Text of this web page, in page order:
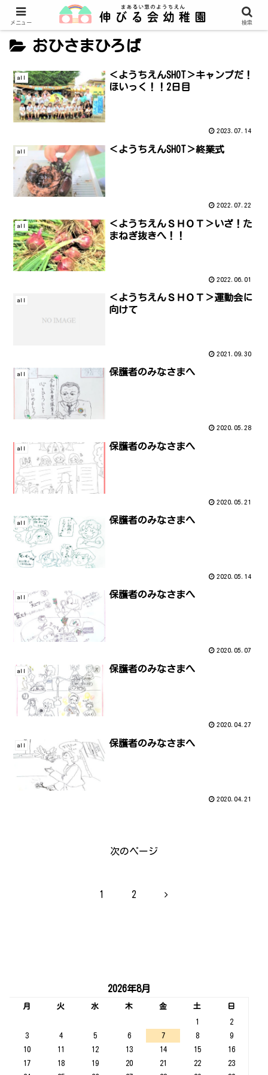
おひさまひろば
all
＜ようちえんSHOT＞キャンプだ！
ほいっく！！2日目
2023.07.14
all ＜ようちえんSHOT＞終業式
2022.07.22
all
＜ようちえんＳＨＯＴ＞いざ！た
まねぎ抜きへ！！
2022.06.01
all
＜ようちえんＳＨＯＴ＞運動会に
向けて
2021.09.30
all 保護者のみなさまへ
2020.05.28
all 保護者のみなさまへ
2020.05.21
all 保護者のみなさまへ
2020.05.14
all 保護者のみなさまへ
2020.05.07
all 保護者のみなさまへ
2020.04.27
all 保護者のみなさまへ
2020.04.21
次のページ
1 2 次
2026年8月
月 火 水 木 金 土
日
1
2
3
4 5 6 7 8
9
10
11 12 13 14 15
16
17
18 19 20 21 22
23
メニュー 検索